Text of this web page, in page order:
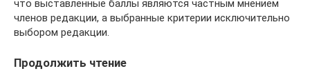
что выставленные баллы являются частным мнением
членов редакции, а выбранные критерии исключительно
выбором редакции.
Продолжить чтение